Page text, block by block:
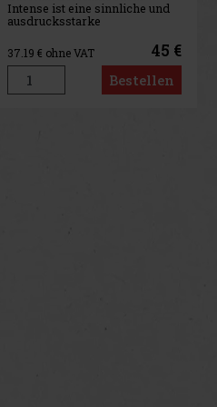
Intense ist eine sinnliche und
ausdrucksstarke
Herrenlinie, in der sich die
Mandel-Signatur der Marke in
ihrer ganzen Kraft entfaltet.
Die Inspiration ist die
köstliche Tiefe von Amaretto,
37.19€ ohne VAT 45 €
Bestellen